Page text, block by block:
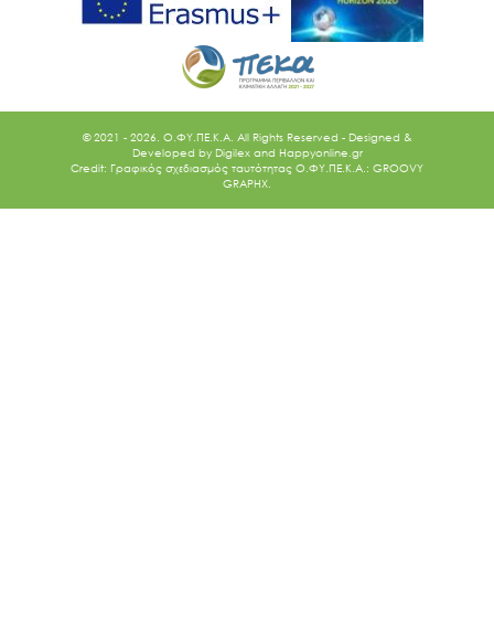
© 2021 - 2026. O.ΦΥ.ΠΕ.Κ.Α. All Rights Reserved - Designed &
Developed by Digilex and Happyonline.gr
Credit: Γραφικός σχεδιασμός ταυτότητας Ο.ΦΥ.ΠΕ.Κ.Α.: GROOVY
GRAPHX.